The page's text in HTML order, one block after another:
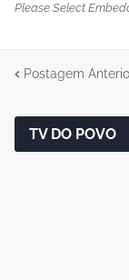
Please Select
Postagem
TV DO POVO